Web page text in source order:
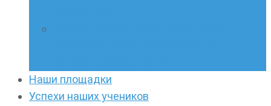
Наши площадки
Успехи наших учеников